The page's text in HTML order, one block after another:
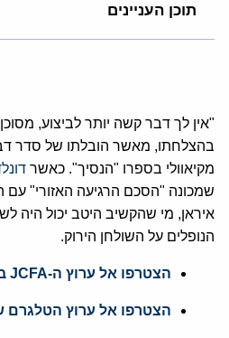
תוכן העניינים
"אין לך דבר קשה יותר לביצוע,
בהצלחתו, מאשר הובלתו של סדר
מקיאוולי בספרו "הנסיך". כאשר
שמכונה "הסכם הרגיעה האזורי"
איראן, מי שהקשיב היטב יכול היה
הנופלים על השולחן הירוק.
הצטרפו אל ערוץ ה-JCFA בוואסטאפ
הצטרפו אל ערוץ הטלגרם